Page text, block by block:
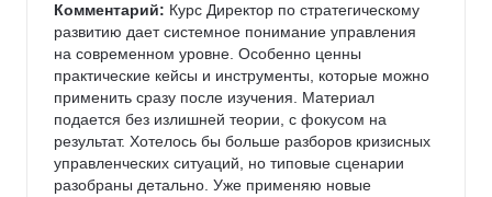
Комментарий: Курс Директор по стратегическому
развитию дает системное понимание управления
на современном уровне. Особенно ценны
практические кейсы и инструменты, которые можно
применить сразу после изучения. Материал
подается без излишней теории, с фокусом на
результат. Хотелось бы больше разборов кризисных
управленческих ситуаций, но типовые сценарии
разобраны детально. Уже применяю новые